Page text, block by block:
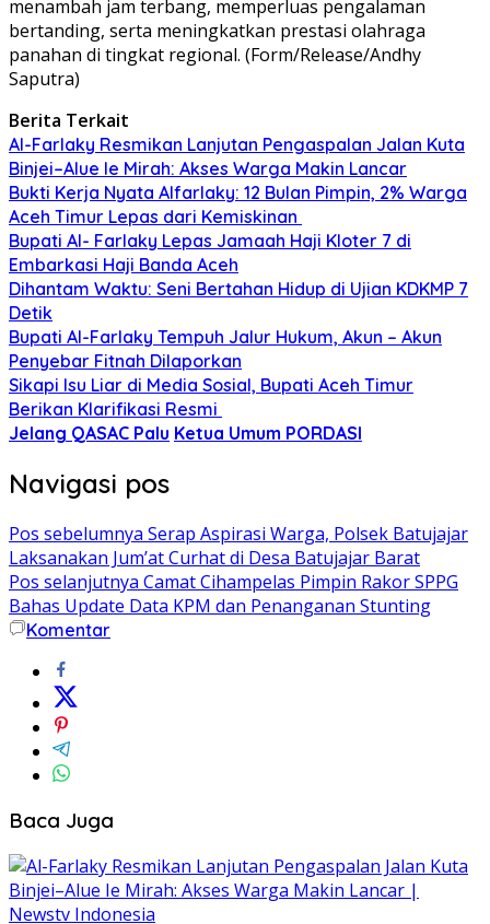
menambah jam terbang, memperluas pengalaman
bertanding, serta meningkatkan prestasi olahraga
panahan di tingkat regional. (Form/Release/Andhy
Saputra)
Berita Terkait
Al-Farlaky Resmikan Lanjutan Pengaspalan Jalan Kuta
Binjei–Alue Ie Mirah: Akses Warga Makin Lancar
Bukti Kerja Nyata Alfarlaky: 12 Bulan Pimpin, 2% Warga
Aceh Timur Lepas dari Kemiskinan ‎
Bupati Al- Farlaky Lepas Jamaah Haji Kloter 7 di
Embarkasi Haji Banda Aceh
Dihantam Waktu: Seni Bertahan Hidup di Ujian KDKMP 7
Detik
Bupati Al-Farlaky Tempuh Jalur Hukum, Akun – Akun
Penyebar Fitnah Dilaporkan
Sikapi Isu Liar di Media Sosial, Bupati Aceh Timur
Berikan Klarifikasi Resmi ‎
Jelang QASAC Palu Ketua Umum PORDASI
Navigasi pos
Pos sebelumnya Serap Aspirasi Warga, Polsek Batujajar
Laksanakan Jum’at Curhat di Desa Batujajar Barat
Pos selanjutnya Camat Cihampelas Pimpin Rakor SPPG
Bahas Update Data KPM dan Penanganan Stunting
Komentar
Baca Juga